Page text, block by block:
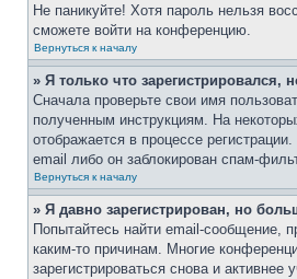
Не паникуйте! Хотя пароль нельзя
сможете войти на конференцию.
Вернуться к началу
» Я только что зарегистрировался,
Сначала проверьте свои имя
полученным инструкциям. На
отображается в процессе
email либо он заблокирован спам-
Вернуться к началу
» Я давно зарегистрирован, но
Попытайтесь найти email-сообщение,
каким-то причинам. Многие
зарегистрироваться снова и активнее